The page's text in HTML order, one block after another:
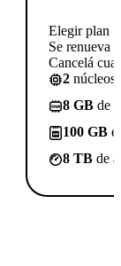
Elegir plan
Se renueva
Cancelá
2 núcleos
8 GB de
100 GB
8 TB de